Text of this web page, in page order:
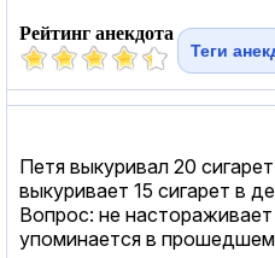
Рейтинг анекдота
Теги
Петя выкуривал 20
выкуривает 15 сигарет в
Вопрос: не
упоминается в